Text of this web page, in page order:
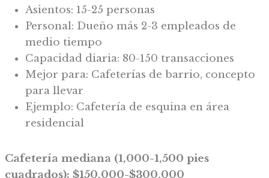
Asientos: 15-25 personas
Personal: Dueño más 2-3 empleados de
medio tiempo
Capacidad diaria: 80-150 transacciones
Mejor para: Cafeterías de barrio, concepto
para llevar
Ejemplo: Cafetería de esquina en área
residencial
Cafetería mediana (1,000-1,500 pies
cuadrados): $150,000-$300,000